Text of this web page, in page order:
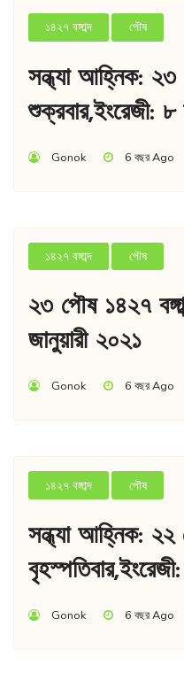
১৪২৭ বঙ্গাব্দ পৌষ
সন্ধ্যা আহ্নিক: ২৩
শুক্রবার,ইংরেজী: ৮
Gonok 6 বছর Ago
১৪২৭ বঙ্গাব্দ পৌষ
২৩ পৌষ ১৪২৭
জানুয়ারী ২০২১
Gonok 6 বছর Ago
১৪২৭ বঙ্গাব্দ পৌষ
সন্ধ্যা আহ্নিক: ২২
Gonok 6 বছর Ago